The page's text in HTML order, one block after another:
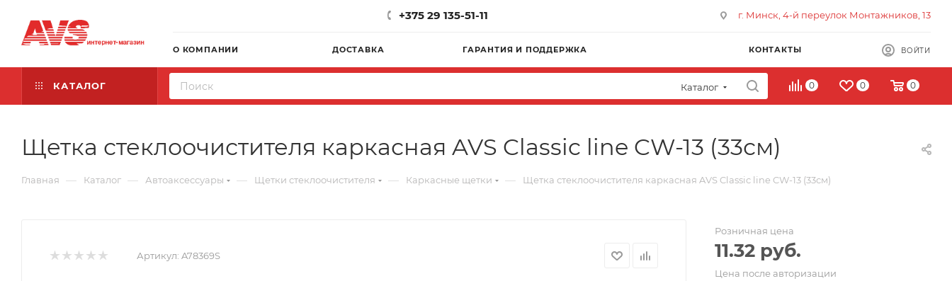
+375 29 135-51-11 г. Минск, 4-й переулок Монтажников, 13
О КОМПАНИИ ДОСТАВКА ГАРАНТИЯ И ПОДДЕРЖКА КОНТАКТЫ ВОЙТИ
КАТАЛОГ Каталог 0 0 0
Щетка стеклоочистителя каркасная AVS Classic line CW-13 (33см)
Главная — Каталог — Автоаксессуары — Щетки стеклоочистителя — Каркасные щетки — Щетка стеклоочистителя каркасная AVS Classic line CW-13 (33см)
Артикул: A78369S
Розничная цена
11.32 руб.
Цена после авторизации